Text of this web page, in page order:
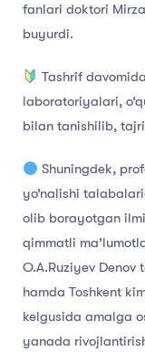
fanlari doktori
buyurdi.
Tashrif
laboratoriyalari,
bilan tanishilib,
Shuningdek,
yo’nalishi
olib borayotgan
qimmatli
O.A.Ruziyev
hamda Toshkent
kelgusida amalga
yanada